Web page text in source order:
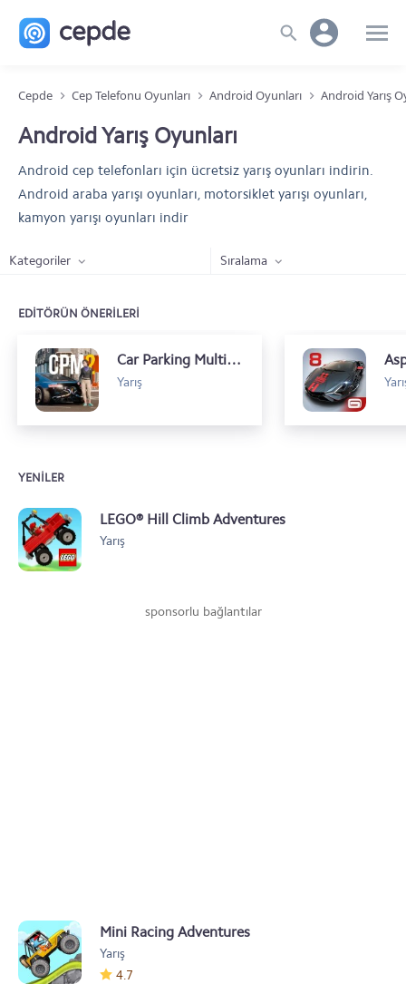
Cepde Cep Telefonu Oyunları Android Oyunları Android Yarış
Android Yarış Oyunları
Android cep telefonları için ücretsiz yarış oyunları indirin.
Android araba yarışı oyunları, motorsiklet yarışı oyunları,
kamyon yarışı oyunları indir
Kategoriler Sıralama
EDİTÖRÜN ÖNERİLERİ
Car Parking Multiplayer 2
Yarış
YENILER
LEGO® Hill Climb Adventures
Yarış
sponsorlu bağlantılar
Mini Racing Adventures
Yarış
4.7